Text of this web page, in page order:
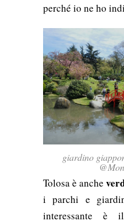
perché io ne ho
giardino
Tolosa è anche
i parchi e
interessante